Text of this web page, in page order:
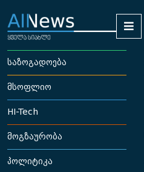
საზოგადოება
მსოფლიო
HI-Tech
მოგზაურობა
პოლიტიკა